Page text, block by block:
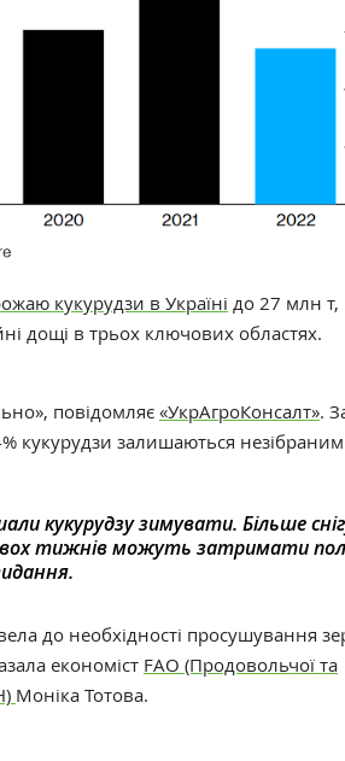
кукурудзи в Україні до 27 млн
дощі в трьох ключових областях.
повідомляє «УкрАгроКонсалт».
кукурудзи залишаються
кукурудзу зимувати. Більше
тижнів можуть затримати
до необхідності просушування
економіст FAO (Продовольчої та
Моніка Тотова.